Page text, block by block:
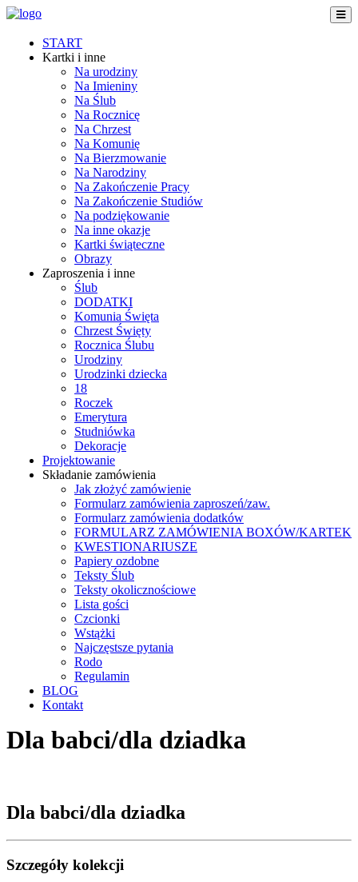
START
Kartki i inne
Na urodziny
Na Imieniny
Na Ślub
Na Rocznicę
Na Chrzest
Na Komunię
Na Bierzmowanie
Na Narodziny
Na Zakończenie Pracy
Na Zakończenie Studiów
Na podziękowanie
Na inne okazje
Kartki świąteczne
Obrazy
Zaproszenia i inne
Ślub
DODATKI
Komunia Święta
Chrzest Święty
Rocznica Ślubu
Urodziny
Urodzinki dziecka
18
Roczek
Emerytura
Studniówka
Dekoracje
Projektowanie
Składanie zamówienia
Jak złożyć zamówienie
Formularz zamówienia zaproszeń/zaw.
Formularz zamówienia dodatków
FORMULARZ ZAMÓWIENIA BOXÓW/KARTEK
KWESTIONARIUSZE
Papiery ozdobne
Teksty Ślub
Teksty okolicznościowe
Lista gości
Czcionki
Wstążki
Najczęstsze pytania
Rodo
Regulamin
BLOG
Kontakt
Dla babci/dla dziadka
Dla babci/dla dziadka
Szczegóły kolekcji